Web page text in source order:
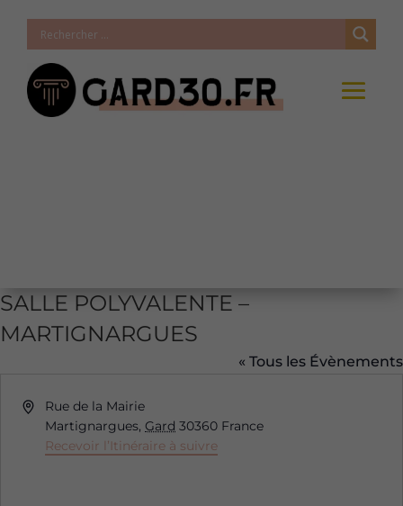
SALLE POLYVALENTE –
MARTIGNARGUES
« Tous les Évènements
AdresseRue de la Mairie
Martignargues, Gard 30360 France
Recevoir l’Itinéraire à suivre